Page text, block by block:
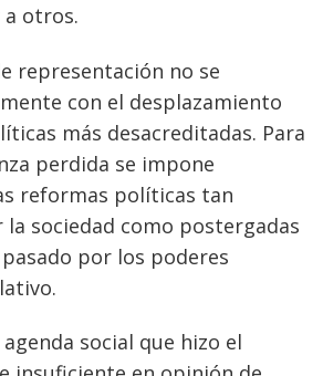
a otros.
representación no se
con el desplazamiento
más desacreditadas. Para
perdida se impone
reformas políticas tan
la sociedad como postergadas
por los poderes
social que hizo el